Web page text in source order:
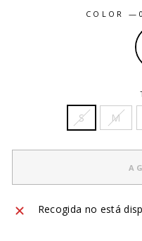
COLOR —
S M
Recogida no está